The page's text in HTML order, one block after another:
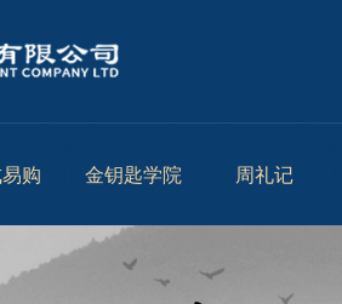
购 金钥匙学院 周礼记